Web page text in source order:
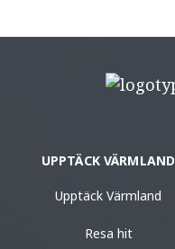
UPPTÄCK VÄRMLAND
Upptäck Värmland
Resa hit